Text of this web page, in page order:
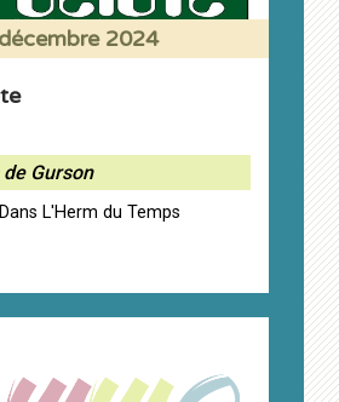
2024
Gurson
L'Herm du Temps